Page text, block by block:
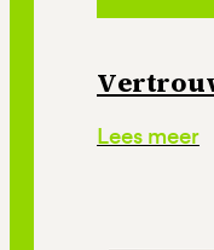
Lees meer